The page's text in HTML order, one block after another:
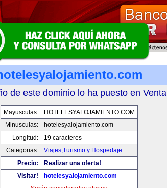
de este dominio lo ha puesto en Venta
Mayusculas:
HOTELESYALOJAMIENTO.COM
Minusculas:
hotelesyalojamiento.com
Longitud:
19 caracteres
Categorias:
Viajes,Turismo y Hospedaje
Precio:
Realizar una oferta!
Visitar!
hotelesyalojamiento.com